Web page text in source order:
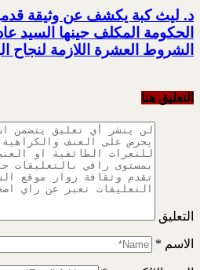
د. ليث كبة يكشف عن وثيقة
الحكومة المكلف حينها السيد
الشروط العشرة اللازمة لنجاح
التعليق هنا
التعليق
الاسم *